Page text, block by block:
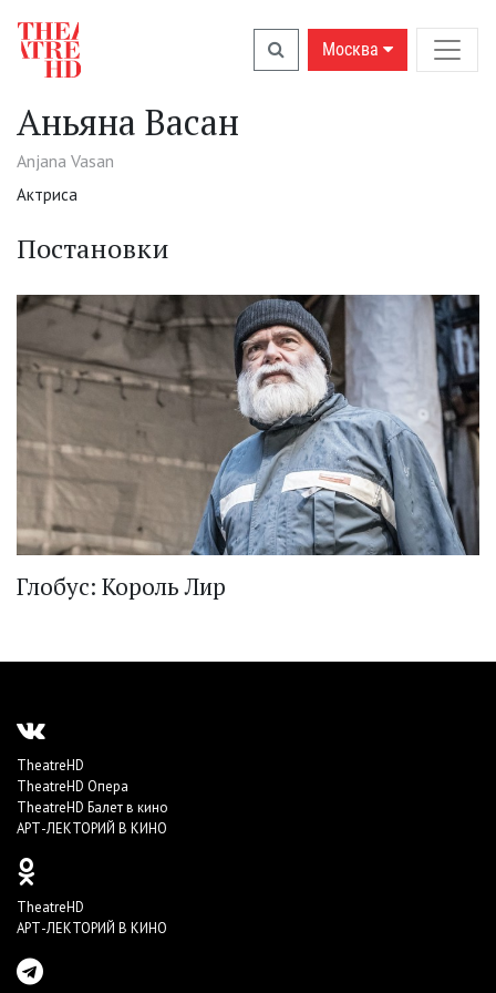
Москва
Аньяна Васан
Anjana Vasan
Актриса
Постановки
Глобус: Король Лир
TheatreHD
TheatreHD Опера
TheatreHD Балет в кино
АРТ-ЛЕКТОРИЙ В КИНО
TheatreHD
АРТ-ЛЕКТОРИЙ В КИНО